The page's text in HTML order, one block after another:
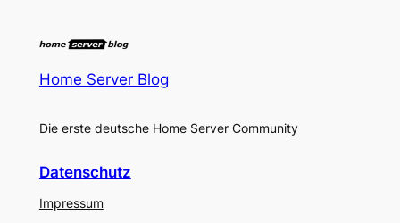
Home Server Blog
Die erste deutsche Home Server Community
Datenschutz
Impressum